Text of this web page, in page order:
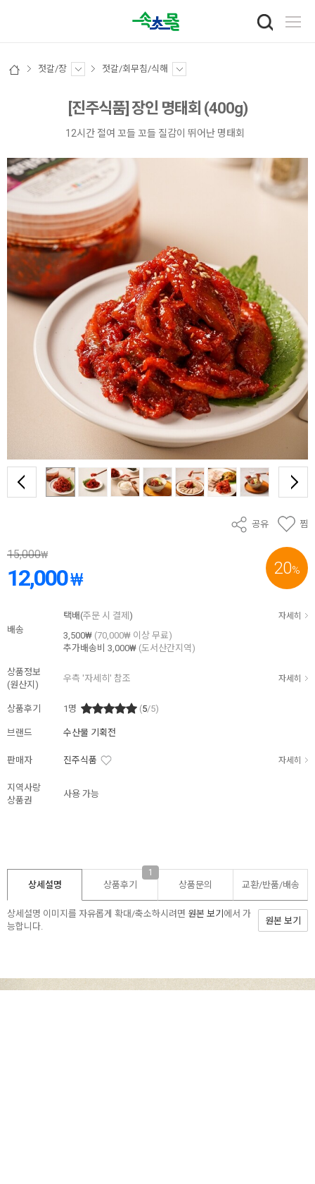
젓갈/장 젓갈/회무침/식해
[진주식품] 장인 명태회 (400g)
12시간 절여 꼬들 꼬들 질감이 뛰어난 명태회
공유 찜
20%
15,000₩
12,000₩
배송
택배(주문 시 결제 ) 자세히
3,500₩ (70,000₩ 이상 무료)
추가배송비 3,000₩ (도서산간지역)
상품정보
(원산지)
우측 '자세히' 참조 자세히
상품후기 1 명 (5/5)
브랜드 수산물 기획전
판매자 진주식품 자세히
지역사랑
상품권
사용 가능
상세설명 상품후기
1
상품문의 교환/반품/배송
상세설명 이미지를 자유롭게 확대/축소하시려면 원본 보기 에서 가
능합니다.
원본 보기